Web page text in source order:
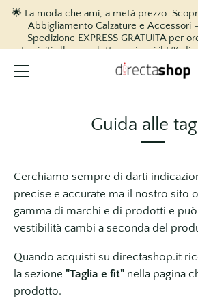
🌟 La moda che ami, a metà prezzo.
Abbigliamento Calzature e Accessori
Spedizione EXPRESS GRATUITA per
Iscriviti alla newsletter e ricevi il 5% di
acquisto! 🎉
Guida alle
Cerchiamo sempre di darti
precise e accurate ma il nostro sito
gamma di marchi e di prodotti e
vestibilità cambi a seconda del
Quando acquisti su directashop.it
la sezione "Taglia e fit" nella pagina
prodotto.